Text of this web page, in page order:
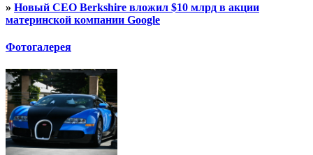
» Новый CEO Berkshire вложил $10 млрд в акции
материнской компании Google
Фотогалерея